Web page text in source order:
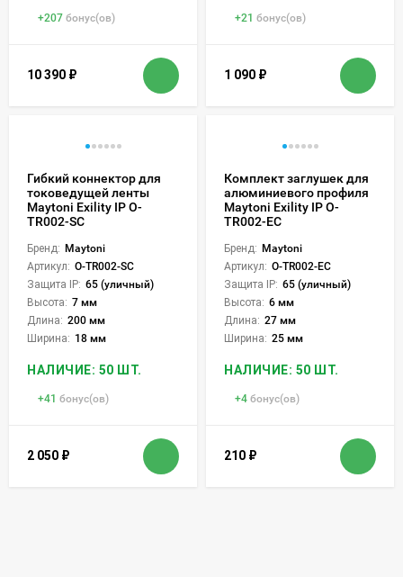
+207 бонус(ов)
10 390 ₽
+21 бонус(ов)
1 090 ₽
Гибкий коннектор для
токоведущей ленты
Maytoni Exility IP O-
TR002-SC
Бренд: Maytoni
Артикул: O-TR002-SC
Защита IP: 65 (уличный)
Высота: 7 мм
Длина: 200 мм
Ширина: 18 мм
НАЛИЧИЕ: 50 ШТ.
+41 бонус(ов)
2 050 ₽
Комплект заглушек для
алюминиевого профиля
Maytoni Exility IP O-
TR002-EC
Бренд: Maytoni
Артикул: O-TR002-EC
Защита IP: 65 (уличный)
Высота: 6 мм
Длина: 27 мм
Ширина: 25 мм
НАЛИЧИЕ: 50 ШТ.
+4 бонус(ов)
210 ₽